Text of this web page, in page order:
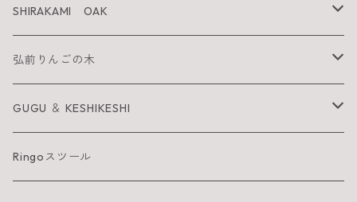
太陽を纏うりんご
Neckiace
Bracelet
SHIRAKAMI OAK
Tsugara Table
Tsugara Chair
弘前りんごの木
お箸
箸置き
GUGU ＆ KESHIKESHI
GUGU
Ringoスツール